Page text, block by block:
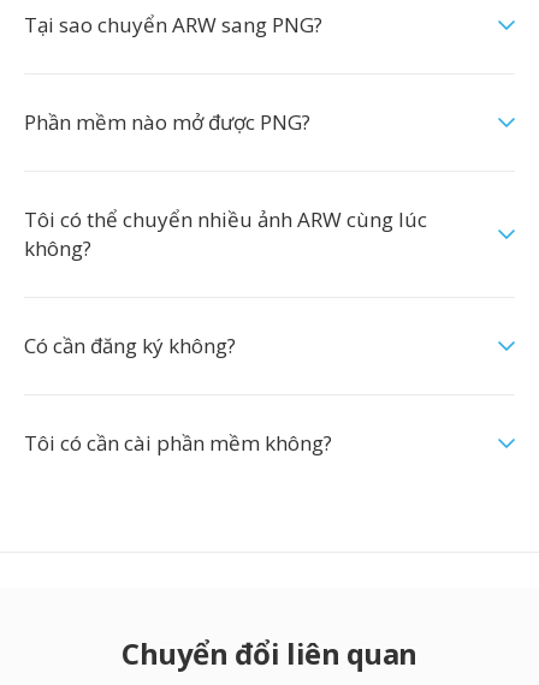
Tại sao chuyển ARW sang PNG?
Phần mềm nào mở được PNG?
Tôi có thể chuyển nhiều ảnh ARW cùng lúc
không?
Có cần đăng ký không?
Tôi có cần cài phần mềm không?
Chuyển đổi liên quan